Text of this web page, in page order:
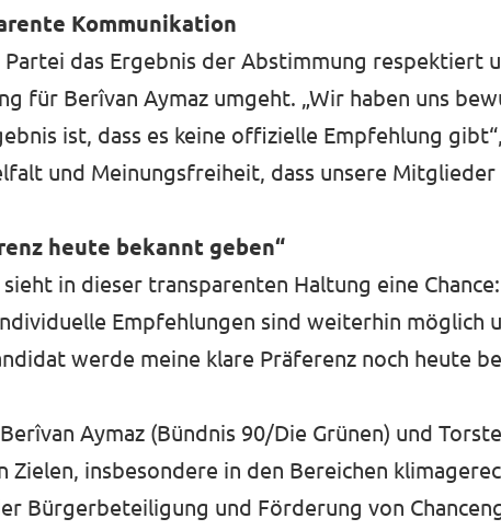
Kommunikation
das Ergebnis der Abstimmung respektiert
für Berîvan Aymaz umgeht. „Wir haben uns
ist, dass es keine offizielle Empfehlung
und Meinungsfreiheit, dass unsere
heute bekannt geben“
in dieser transparenten Haltung eine
Empfehlungen sind weiterhin möglich
werde meine klare Präferenz noch heute
Aymaz (Bündnis 90/Die Grünen) und
insbesondere in den Bereichen
Bürgerbeteiligung und Förderung von